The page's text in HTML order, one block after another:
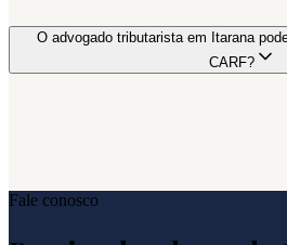
O advogado tributarista em Itarana
CARF?
Fale conosco